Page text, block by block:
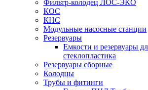
Фильтр-колодец ЛОС-ЭКО
КОС
КНС
Модульные насосные станции
Резервуары
Емкости и резервуары
стеклопластика
Резервуары сборные
Колодцы
Трубы и фитинги